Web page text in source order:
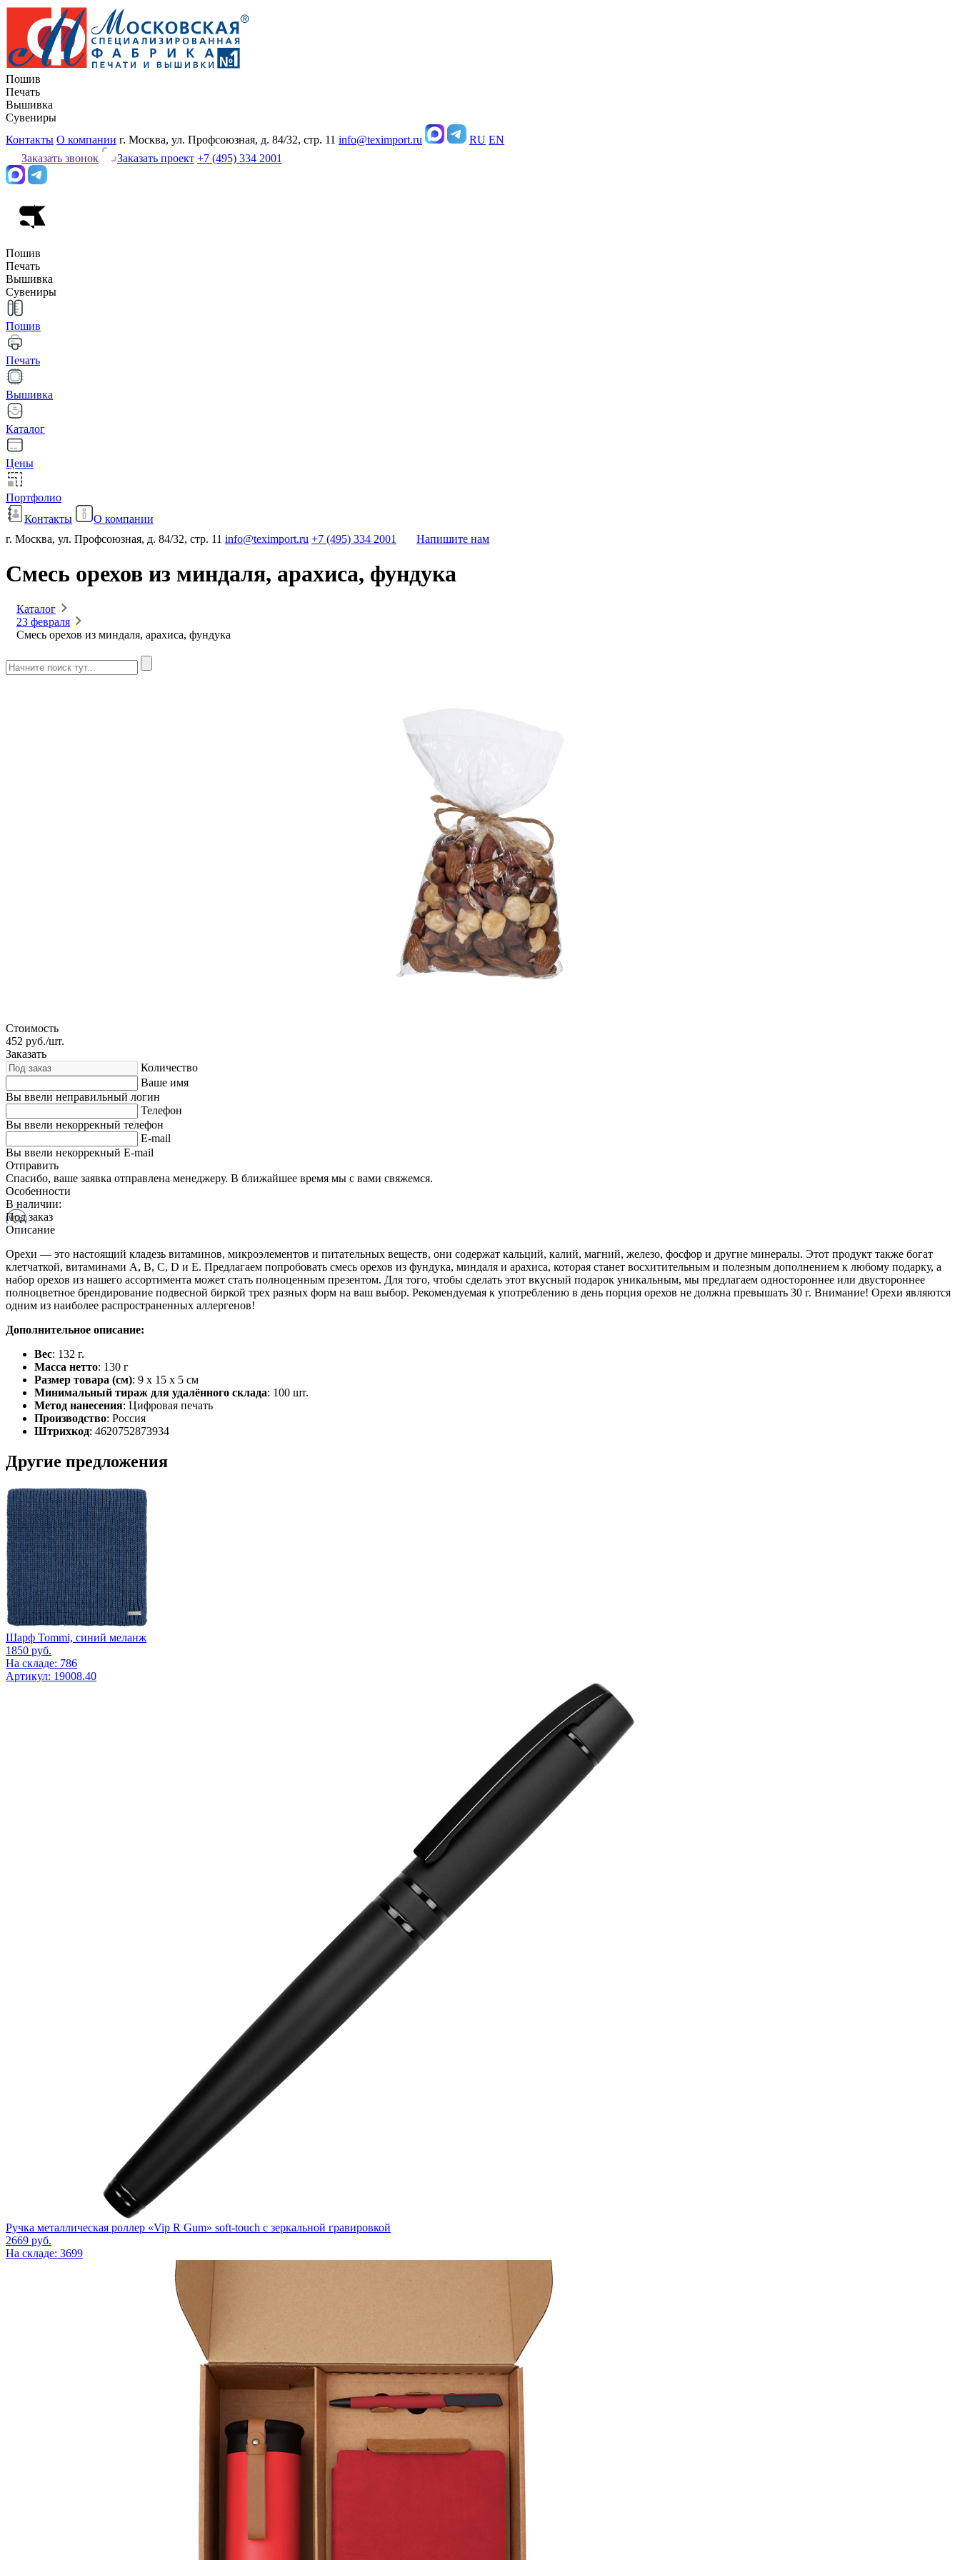
Пошив
Печать
Вышивка
Сувениры
Контакты О компании г. Москва, ул. Профсоюзная, д. 84/32, стр. 11 info@teximport.ru RU EN
Заказать звонок
Заказать проект +7 (495) 334 2001
Пошив
Печать
Вышивка
Сувениры
Пошив
Печать
Вышивка
Каталог
Цены
Портфолио
Контакты
О компании
г. Москва, ул. Профсоюзная, д. 84/32, стр. 11 info@teximport.ru +7 (495) 334 2001 Напишите нам
Смесь орехов из миндаля, арахиса, фундука
Каталог
23 февраля
Смесь орехов из миндаля, арахиса, фундука
Стоимость
452 руб./шт.
Заказать
Количество
Ваше имя
Вы ввели неправильный логин
Телефон
Вы ввели некоррекный телефон
E-mail
Вы ввели некоррекный E-mail
Отправить
Спасибо, ваше заявка отправлена менеджеру. В ближайшее время мы с вами свяжемся.
Особенности
В наличии:
Под заказ
Описание
Орехи — это настоящий кладезь витаминов, микроэлементов и питательных веществ, они содержат кальций, калий, магний, железо, фосфор и другие минералы. Этот продукт также богат
клетчаткой, витаминами A, B, C, D и E. Предлагаем попробовать смесь орехов из фундука, миндаля и арахиса, которая станет восхитительным и полезным дополнением к любому подарку, а
набор орехов из нашего ассортимента может стать полноценным презентом. Для того, чтобы сделать этот вкусный подарок уникальным, мы предлагаем одностороннее или двустороннее
полноцветное брендирование подвесной биркой трех разных форм на ваш выбор. Рекомендуемая к употреблению в день порция орехов не должна превышать 30 г. Внимание! Орехи являются
одним из наиболее распространенных аллергенов!
Дополнительное описание:
Вес: 132 г.
Масса нетто: 130 г
Размер товара (см): 9 х 15 х 5 см
Минимальный тираж для удалённого склада: 100 шт.
Метод нанесения: Цифровая печать
Производство: Россия
Штрихкод: 4620752873934
Другие предложения
Шарф Tommi, синий меланж
1850 руб.
На складе: 786
Артикул: 19008.40
Ручка металлическая роллер «Vip R Gum» soft-touch с зеркальной гравировкой
2669 руб.
На складе: 3699